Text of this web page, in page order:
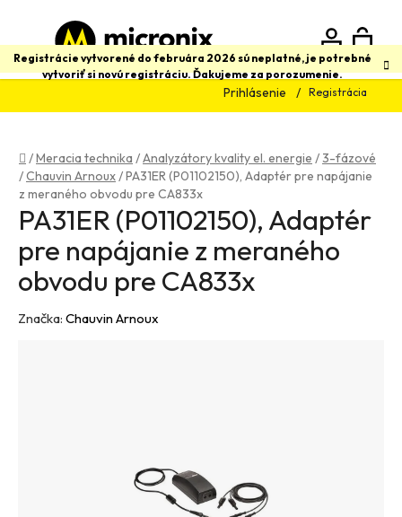
obsah
Registrácie vytvorené do februára 2026 sú neplatné, je potrebné
vytvoriť si novú registráciu. Ďakujeme za porozumenie.
Prihlásenie Registrácia
Hľadať
Domov
/Meracia technika /Analyzátory kvality el. energie /3-fázové
/Chauvin Arnoux/PA31ER (P01102150), Adaptér pre napájanie
z meraného obvodu pre CA833x
PA31ER (P01102150), Adaptér
pre napájanie z meraného
obvodu pre CA833x
Značka: Chauvin Arnoux